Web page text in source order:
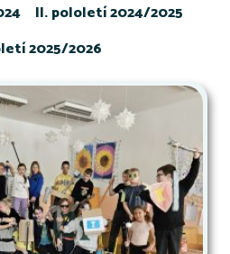
II. pololetí 2024/2025
2025/2026